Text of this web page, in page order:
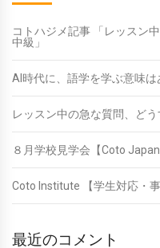
コトハジメ記事 「レッスン
中級」
AI時代に、語学を学ぶ意味は
レッスン中の急な質問、ど
８月学校見学会【Coto
Coto Institute 【学生対応・
最近のコメント